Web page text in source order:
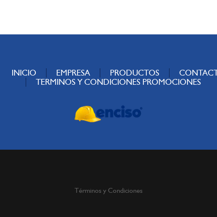
INICIO EMPRESA PRODUCTOS
TERMINOS Y CONDICIONES PROMOCIONES
Términos y Condiciones